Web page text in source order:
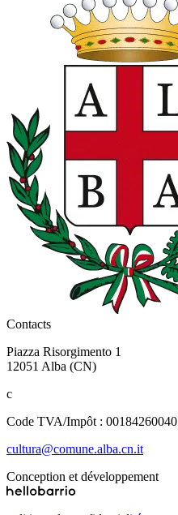
Contacts
Piazza Risorgimento 1
12051 Alba (CN)
c
Code TVA/Impôt : 00184260040
cultura@comune.alba.cn.it
Conception et développement